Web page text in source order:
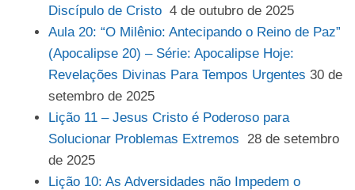
Discípulo de Cristo 4 de outubro de 2025
Aula 20: “O Milênio: Antecipando o Reino de Paz”
(Apocalipse 20) – Série: Apocalipse Hoje:
Revelações Divinas Para Tempos Urgentes 30 de
setembro de 2025
Lição 11 – Jesus Cristo é Poderoso para
Solucionar Problemas Extremos
28 de setembro
de 2025
Lição 10: As Adversidades não Impedem o